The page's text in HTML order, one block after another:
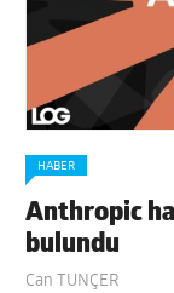
HABER
Anthropic
bulundu
Can TUNÇER